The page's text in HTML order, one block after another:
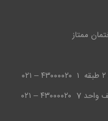
۴۳۰۰۰۰۲۰ – ۰۲۱
۴۳۰۰۰۰۲۰ – ۰۲۱